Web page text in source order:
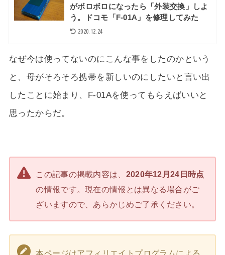
がボロボロになったら「外装交換」しよ
う。ドコモ「F-01A」を修理してみた
2020.12.24
なぜ今は使ってないのにこんな事をしたのかという
と、母がそろそろ携帯を新しいのにしたいと言い出
したことに始まり、F-01Aを使ってもらえばいいと
思ったからだ。
この記事の掲載内容は、 2020年12月24日時点
の情報です。現在の情報とは異なる場合がご
ざいますので、あらかじめご了承ください。
本ページはアフィリエイトプログラムによる